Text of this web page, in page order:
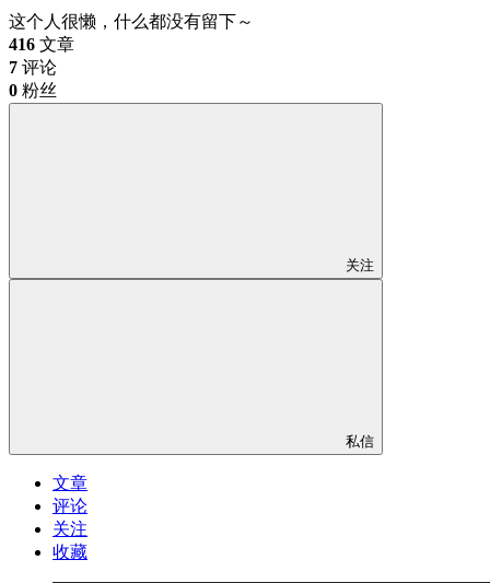
这个人很懒，什么都没有留下～
416 文章
7 评论
0 粉丝
关注
私信
文章
评论
关注
收藏